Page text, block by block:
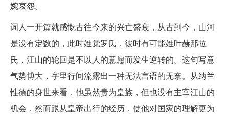
婉哀怨。
词人一开篇就感慨古往今来的兴亡盛衰，从古到今，山河
是没有定数的，此时姓觉罗氏，彼时有可能姓叶赫那拉
氏，江山的轮回是不以人的意愿而发生逆转的。这句写意
气势博大，字里行间流露出一种无法言语的无奈。从纳兰
性德的身世来看，他虽然贵为皇族，但也没有主宰江山的
机会，然而跟从皇帝出行的经历，使他对国家的理解更为